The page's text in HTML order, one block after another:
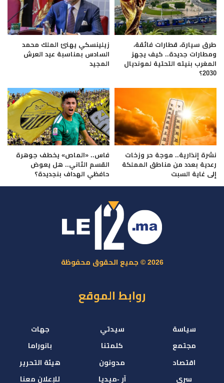
طرق سيارة، قطارات فائقة،
ومطارات جديدة.. كيف يجهز
المغرب بنيته التحتية لمونديال
2030؟
زيلينسكي يهنئ الملك محمد
السادس بمناسبة عيد العرش
المجيد
نشرة إنذارية.. موجة حر وزخات
رعدية بعدد من مناطق المملكة
إلى غاية السبت
فاس.. «الماص» يخطف جوهرة
القسم الثاني.. هل يعوض
حافظي الهداف بنجديدة؟
2026 © جميع الحقوق محفوظة
روابط الموقع
سياسة
مجتمع
اقتصاد
سري
سيدتي
كلمتنا
مدونون
آر -ميديا
جهات
بانوراما
هيئة التحرير
للإعلان معنا